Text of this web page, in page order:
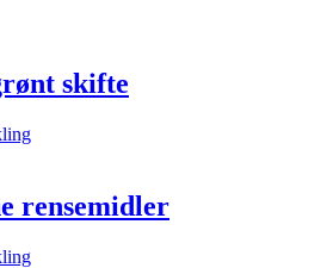
skifte
rensemidler